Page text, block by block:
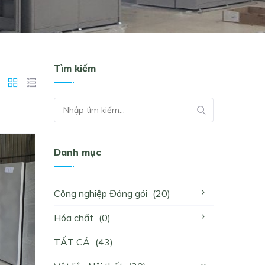
Tìm kiếm
Danh mục
Công nghiệp Đóng gói (20)
Hóa chất (0)
TẤT CẢ (43)